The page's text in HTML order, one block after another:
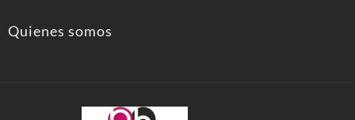
Quienes somos